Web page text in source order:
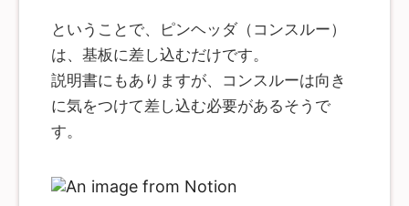
ということで、ピンヘッダ（コンスルー）
は、基板に差し込むだけです。
説明書にもありますが、コンスルーは向き
に気をつけて差し込む必要があるそうで
す。